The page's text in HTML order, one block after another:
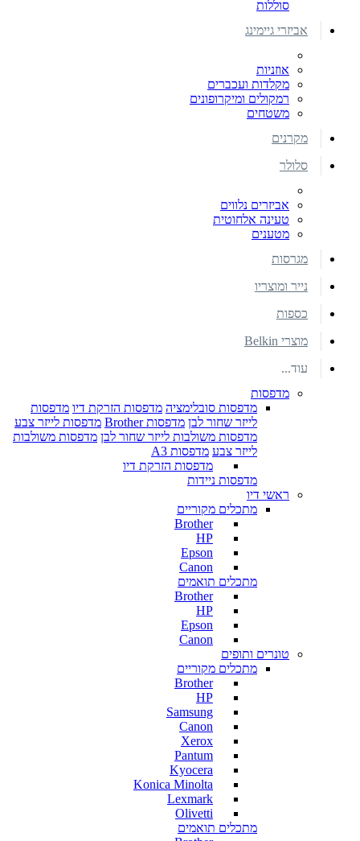
סוללות
אביזרי גיימינג
אוזניות
מקלדות ועכברים
רמקולים ומיקרופונים
משטחים
מקרנים
סלולר
אביזרים נלווים
טעינה אלחוטית
מטענים
מגרסות
נייר ומוצריו
כספות
מוצרי Belkin
עוד...
מדפסות
מדפסות סובלימציה מדפסות הזרקת דיו מדפסות
לייזר שחור לבן מדפסות Brother
מדפסות לייזר צבע
מדפסות משולבות לייזר שחור לבן מדפסות משולבות
לייזר צבע מדפסות A3
מדפסות הזרקת דיו
מדפסות ניידות
ראשי דיו
מתכלים מקוריים
Brother
HP
Epson
Canon
מתכלים תואמים
Brother
HP
Epson
Canon
טונרים ותופים
מתכלים מקוריים
Brother
HP
Samsung
Canon
Xerox
Pantum
Kyocera
Konica Minolta
Lexmark
Olivetti
מתכלים תואמים